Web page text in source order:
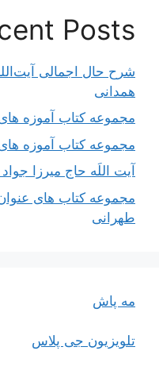
Posts
شرح حال اجمالی
همدانی
مجموعه کتاب آموزه
مجموعه کتاب آموزه
آیت اللَه حاج میرزا
مجموعه کتاب های
طهرانی
مه پاش
تلویزیون جی پلاس